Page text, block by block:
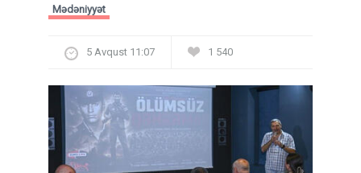
Mədəniyyət
5 Avqust 11:07 1 540